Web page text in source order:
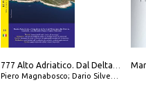
Piero Magnabosco; Dario Silvestro; Marco Sbrizzi